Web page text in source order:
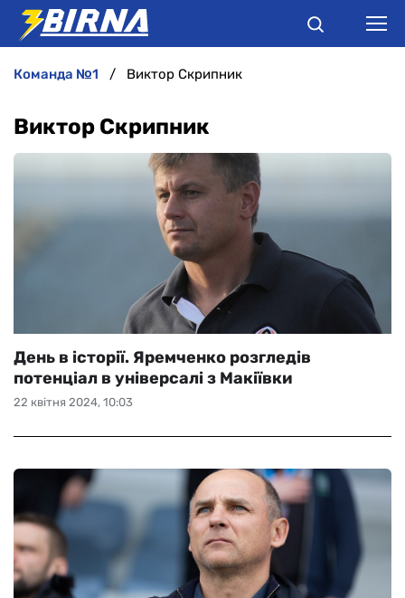
АНАЛІТИКА
команда №1 Виктор Скрипник
Виктор Скрипник
22 квітня 2024, 10:03
День в історії. Яремченко розгледів
потенціал в універсалі з Макіївки